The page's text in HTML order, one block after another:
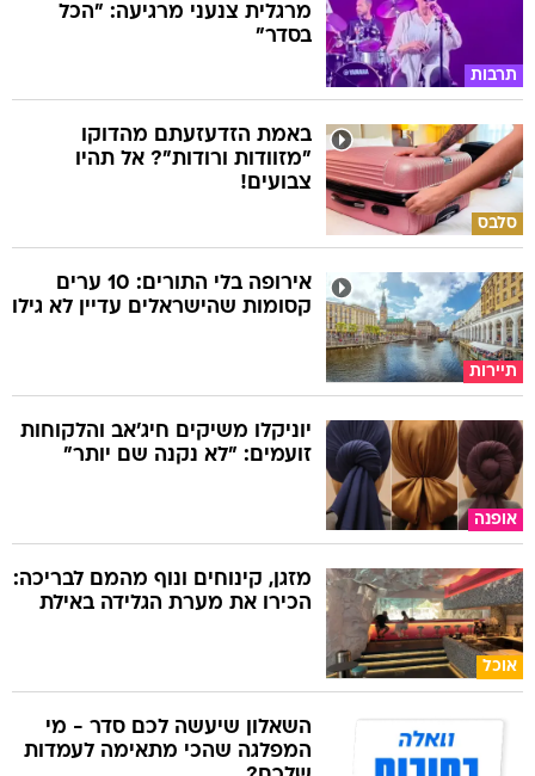
תרבות
מרגלית צנעני מרגיעה: "הכל
בסדר"
סלבס
באמת הזדעזעתם מהדוקו
"מזוודות ורודות"? אל תהיו
צבועים!
תיירות
אירופה בלי התורים: 10 ערים
קסומות שהישראלים עדיין לא גילו
אופנה
יוניקלו משיקים חיג'אב והלקוחות
זועמים: "לא נקנה שם יותר"
אוכל
מזגן, קינוחים ונוף מהמם לבריכה:
הכירו את מערת הגלידה באילת
השאלון שיעשה לכם סדר - מי
המפלגה שהכי מתאימה לעמדות